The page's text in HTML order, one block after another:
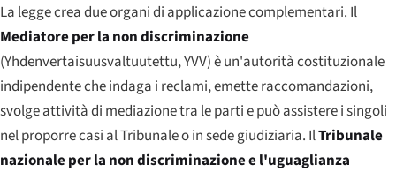
La legge crea due organi di applicazione complementari. Il
Mediatore per la non discriminazione
(Yhdenvertaisuusvaltuutettu, YVV) è un'autorità costituzionale
indipendente che indaga i reclami, emette raccomandazioni,
svolge attività di mediazione tra le parti e può assistere i singoli
nel proporre casi al Tribunale o in sede giudiziaria. IlTribunale
nazionale per la non discriminazione e l'uguaglianza